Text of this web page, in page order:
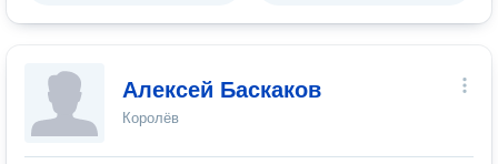
Алексей Баскаков
Королёв